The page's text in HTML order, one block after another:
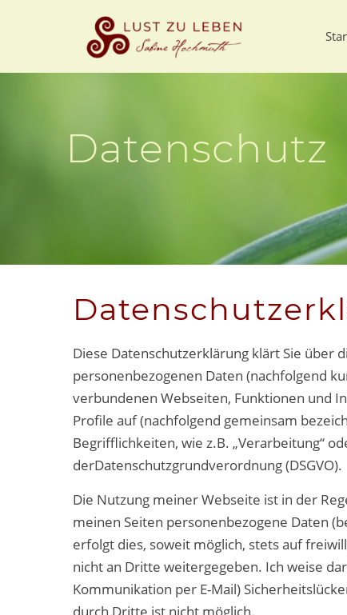
Datenschutz
Diese Datenschutzerklärung klärt Sie über
personenbezogenen Daten (nachfolgend
verbundenen Webseiten, Funktionen und
Profile auf (nachfolgend gemeinsam
Begrifflichkeiten, wie z.B. „Verarbeitung“
derDatenschutzgrundverordnung (DSGVO).
Die Nutzung meiner Webseite ist in der
meinen Seiten personenbezogene Daten
erfolgt dies, soweit möglich, stets auf
nicht an Dritte weitergegeben. Ich weise
Kommunikation per E-Mail)